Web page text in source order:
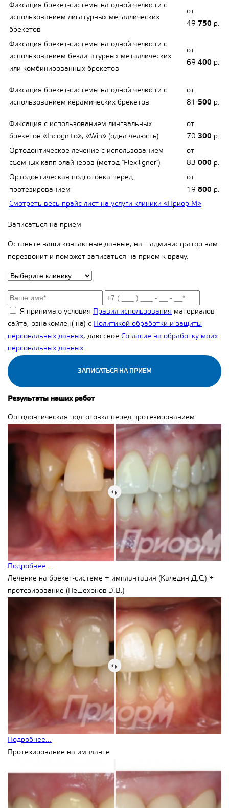
Фиксация брекет-системы на одной челюсти с
использованием лигатурных металлических
брекетов
от
49 750 р.
Фиксация брекет-системы на одной челюсти с
использованием безлигатурных металлических
или комбинированных брекетов
от
69 400 р.
Фиксация брекет-системы на одной челюсти с
использованием керамических брекетов
от
81 500 р.
Фиксация с использованием лингвальных
брекетов «Incognito», «Win» (одна челюсть)
от
70 300 р.
Ортодонтическое лечение с использованием
съемных капп-элайнеров (метод "Flexiligner")
от
83 000 р.
Ортодонтическая подготовка перед
протезированием
от
19 800 р.
Смотреть весь прайс-лист на услуги клиники «Приор-М»
Записаться на прием
Оставьте ваши контактные данные, наш администратор вам
перезвонит и поможет записаться на прием к врачу.
Я принимаю условия Правил использования материалов
сайта, ознакомлен(-на) с Политикой обработки и защиты
персональных данных, даю свое Согласие на обработку моих
персональных данных.
ЗАПИСАТЬСЯ НА ПРИЕМ
Результаты наших работ
Ортодонтическая подготовка перед протезированием
Подробнее...
Лечение на брекет-системе + имплантация (Каледин Д.С.) +
протезирование (Пешехонов Э.В.)
Подробнее...
Протезирование на импланте